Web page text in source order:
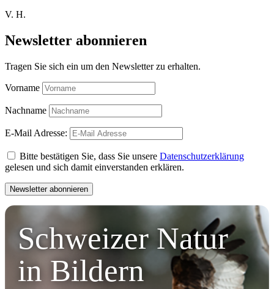
V. H.
Newsletter abonnieren
Tragen Sie sich ein um den Newsletter zu erhalten.
Vorname
Nachname
E-Mail Adresse:
Bitte bestätigen Sie, dass Sie unsere Datenschutzerklärung
gelesen und sich damit einverstanden erklären.
Schweizer Natur
in Bildern